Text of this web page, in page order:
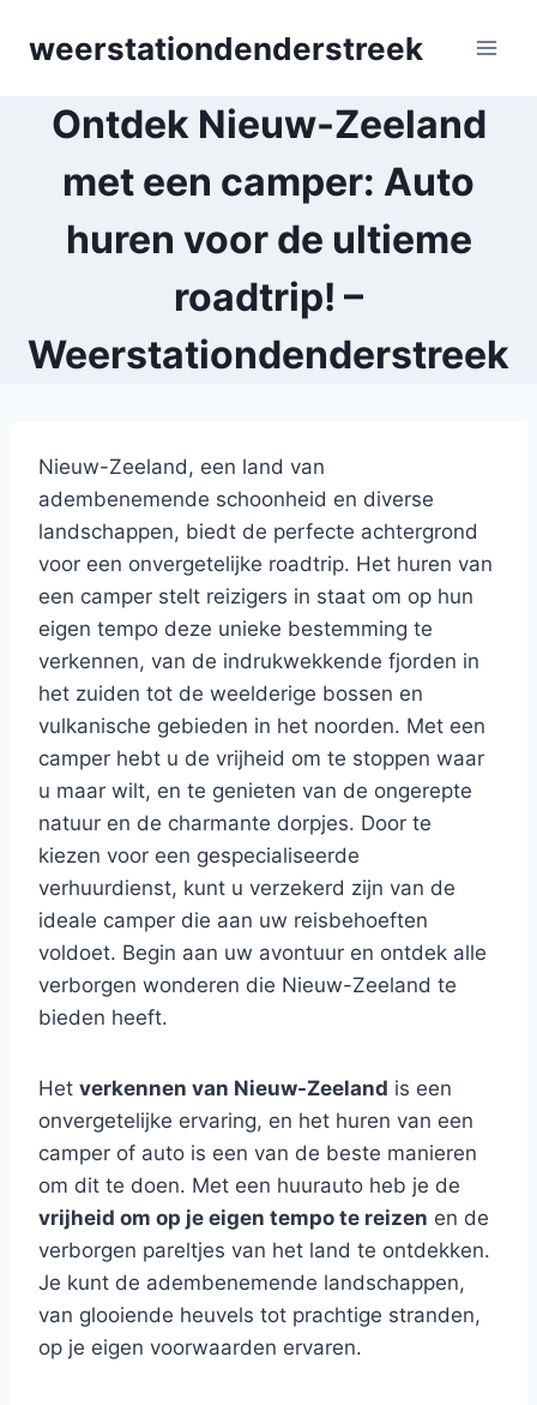
weerstationdenderstreek
Ontdek Nieuw-Zeeland
met een camper: Auto
huren voor de ultieme
roadtrip! –
Weerstationdenderstreek
Nieuw-Zeeland, een land van
adembenemende schoonheid en diverse
landschappen, biedt de perfecte achtergrond
voor een onvergetelijke roadtrip. Het huren van
een camper stelt reizigers in staat om op hun
eigen tempo deze unieke bestemming te
verkennen, van de indrukwekkende fjorden in
het zuiden tot de weelderige bossen en
vulkanische gebieden in het noorden. Met een
camper hebt u de vrijheid om te stoppen waar
u maar wilt, en te genieten van de ongerepte
natuur en de charmante dorpjes. Door te
kiezen voor een gespecialiseerde
verhuurdienst, kunt u verzekerd zijn van de
ideale camper die aan uw reisbehoeften
voldoet. Begin aan uw avontuur en ontdek alle
verborgen wonderen die Nieuw-Zeeland te
bieden heeft.
Het verkennen van Nieuw-Zeeland is een
onvergetelijke ervaring, en het huren van een
camper of auto is een van de beste manieren
om dit te doen. Met een huurauto heb je de
vrijheid om op je eigen tempo te reizen en de
verborgen pareltjes van het land te ontdekken.
Je kunt de adembenemende landschappen,
van glooiende heuvels tot prachtige stranden,
op je eigen voorwaarden ervaren.